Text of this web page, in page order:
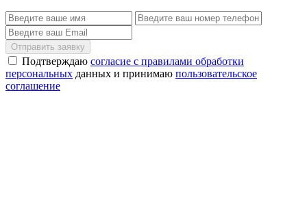
Отправить заявку
Подтверждаю согласие с правилами обработки
персональных данных и принимаю пользовательское
соглашение